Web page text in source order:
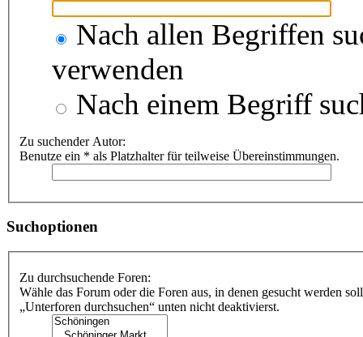
Nach allen Begriffen
verwenden
Nach einem Begriff
Zu suchender Autor:
Benutze ein * als Platzhalter für teilweise Übereinstimmungen.
Suchoptionen
Zu durchsuchende Foren:
Wähle das Forum oder die Foren aus, in denen gesucht werden
„Unterforen durchsuchen“ unten nicht deaktivierst.